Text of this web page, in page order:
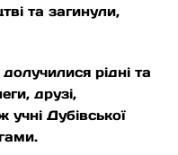
та загинули,
рідні та
друзі,
учні Дубівської